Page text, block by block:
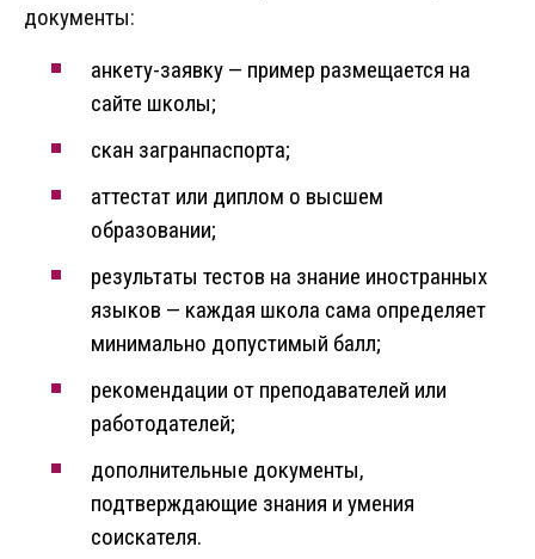
документы:
анкету-заявку — пример размещается на
сайте школы;
скан загранпаспорта;
аттестат или диплом о высшем
образовании;
результаты тестов на знание иностранных
языков — каждая школа сама определяет
минимально допустимый балл;
рекомендации от преподавателей или
работодателей;
дополнительные документы,
подтверждающие знания и умения
соискателя.